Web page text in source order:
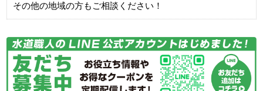
その他の地域の方もご相談ください！